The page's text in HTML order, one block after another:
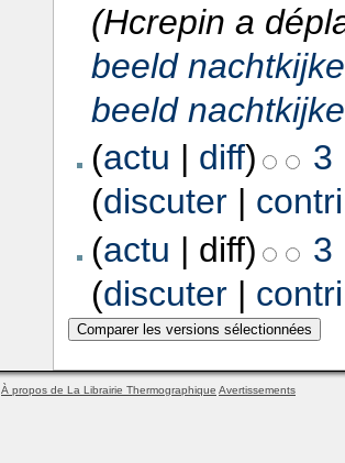
(Hcrepin a
beeld
beeld
(actu | diff)
3
(discuter|
(actu | diff)
3
(discuter|
À propos de La Librairie Thermographique Avertissements